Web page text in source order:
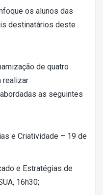
os alunos das
destinatários deste
de quatro
realizar
as seguintes
e Criatividade – 19 de
e Estratégias de
16h30;